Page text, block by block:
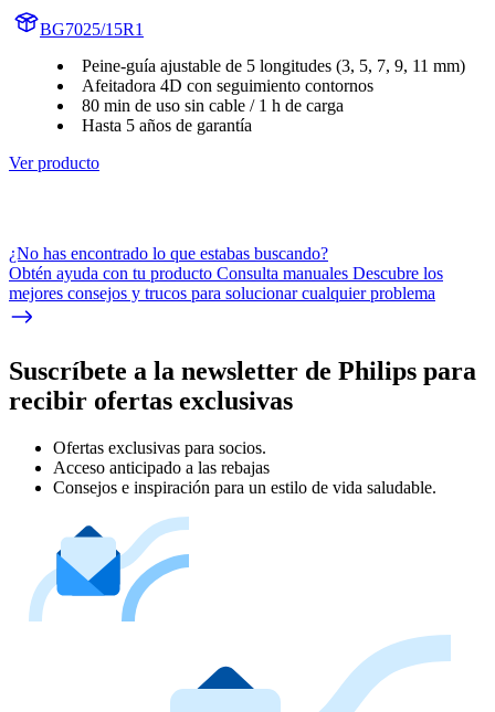
BG7025/15R1
Peine-guía ajustable de 5 longitudes (3, 5, 7, 9, 11 mm)
Afeitadora 4D con seguimiento contornos
80 min de uso sin cable / 1 h de carga
Hasta 5 años de garantía
Ver producto
¿No has encontrado lo que estabas buscando?
Obtén ayuda con tu producto Consulta manuales Descubre los
mejores consejos y trucos para solucionar cualquier problema
Suscríbete a la newsletter de Philips para
recibir ofertas exclusivas
Ofertas exclusivas para socios.
Acceso anticipado a las rebajas
Consejos e inspiración para un estilo de vida saludable.